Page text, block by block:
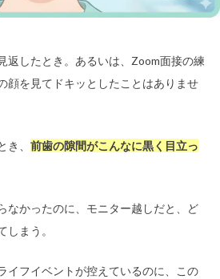
返したとき。あるいは、Zoom面接の練
顔を見てドキッとしたことはありませ
き、 前歯の隙間がこんなに黒く目立っ
なかったのに、モニター越しだと、ど
しまう。
イフイベントが控えているのに、この